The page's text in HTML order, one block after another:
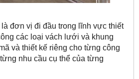
là đơn vị đi đầu trong lĩnh vực thiết
các loại vách lưới và khung
và thiết kế riêng cho từng công
nhu cầu cụ thể của từng